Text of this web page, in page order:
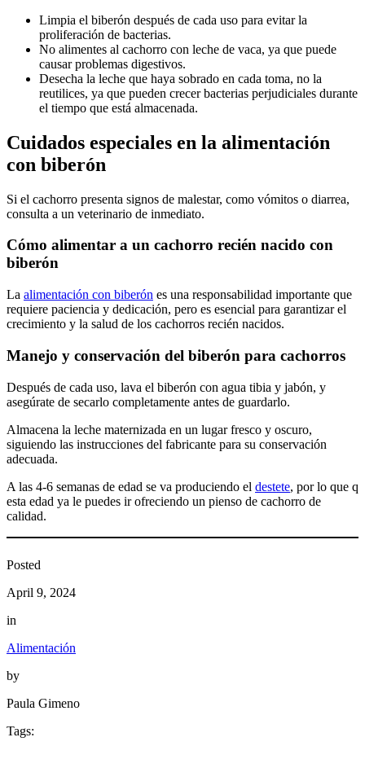
Limpia el biberón después de cada uso para evitar la
proliferación de bacterias.
No alimentes al cachorro con leche de vaca, ya que puede
causar problemas digestivos.
Desecha la leche que haya sobrado en cada toma, no la
reutilices, ya que pueden crecer bacterias perjudiciales durante
el tiempo que está almacenada.
Cuidados especiales en la alimentación
con biberón
Si el cachorro presenta signos de malestar, como vómitos o diarrea,
consulta a un veterinario de inmediato.
Cómo alimentar a un cachorro recién nacido con
biberón
La alimentación con biberón es una responsabilidad importante que
requiere paciencia y dedicación, pero es esencial para garantizar el
crecimiento y la salud de los cachorros recién nacidos.
Manejo y conservación del biberón para cachorros
Después de cada uso, lava el biberón con agua tibia y jabón, y
asegúrate de secarlo completamente antes de guardarlo.
Almacena la leche maternizada en un lugar fresco y oscuro,
siguiendo las instrucciones del fabricante para su conservación
adecuada.
A las 4-6 semanas de edad se va produciendo el destete, por lo que q
esta edad ya le puedes ir ofreciendo un pienso de cachorro de
calidad.
Posted
April 9, 2024
in
Alimentación
by
Paula Gimeno
Tags: